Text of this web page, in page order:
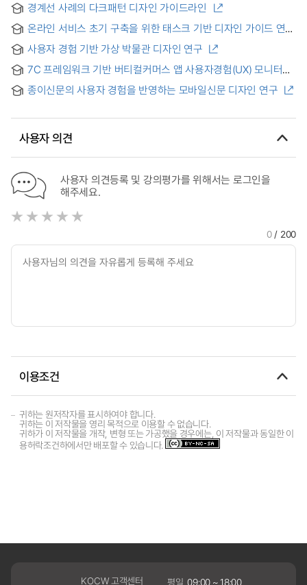
경계선 사례의 다크패턴 디자인 가이드라인
온라인 서비스 초기 구축을 위한 태스크 기반 디자인 가이드 연구
= A Study of Task Oriented Service Design Guide
사용자 경험 기반 가상 박물관 디자인 연구
7C 프레임워크 기반 버티컬커머스 앱 사용자경험(UX) 모니터링
모델 개발 = Development of a User Experience (UX)
Monitoring Model for Vertical Commerce Apps Based on
종이신문의 사용자 경험을 반영하는 모바일신문 디자인 연구
사용자 의견
사용자 의견등록 및 강의평가를 위해서는 로그인을
해주세요.
0/ 200
이용조건
귀하는 원저작자를 표시하여야 합니다.
귀하는 이 저작물을 영리 목적으로 이용할 수 없습니다.
귀하가 이 저작물을 개작, 변형 또는 가공했을 경우에는, 이 저작물과 동일한 이
용허락조건하에서만 배포할 수 있습니다.
KOCW 고객센터 평일 09:00 ~ 18:00